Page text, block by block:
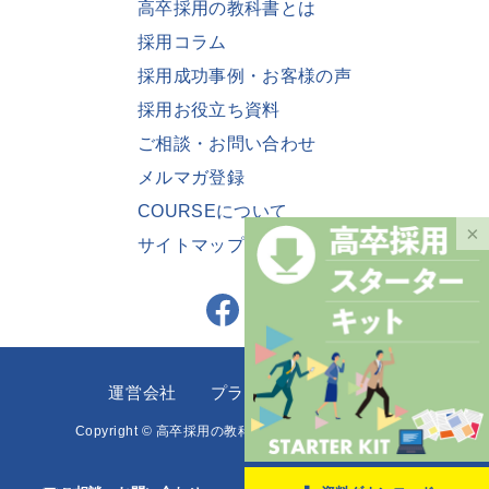
高卒採用の教科書とは
採用コラム
採用成功事例・お客様の声
採用お役立ち資料
ご相談・お問い合わせ
メルマガ登録
COURSEについて
サイトマップ
運営会社 プライバシーポリシー
Copyright © 高卒採用の教科書 All Rights Reserved.
×